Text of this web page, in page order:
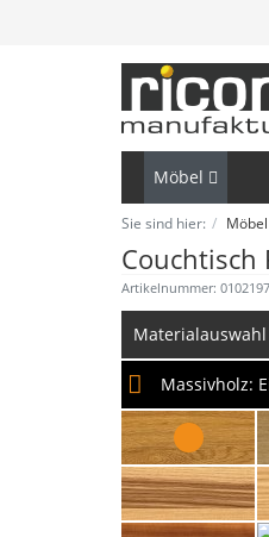
Möbel
Sie sind hier: Möbel
Couchtisch
Artikelnummer: 0102197
Materialauswahl
Massivholz: